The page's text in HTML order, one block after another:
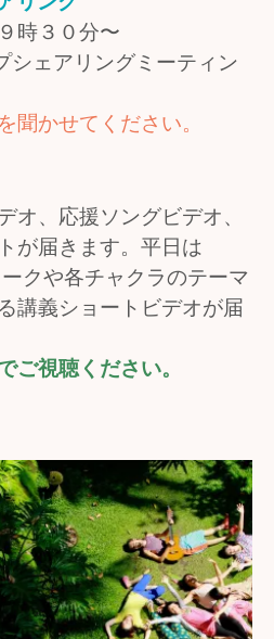
時３０分〜
シェアリングミーティン
聞かせてください。
オ、応援ソングビデオ、
が届きます。平日は
クや各チャクラのテーマ
講義ショートビデオが届
ご視聴ください。